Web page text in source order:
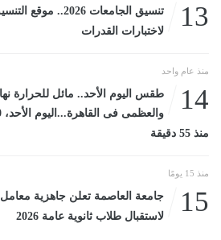
13
تنسيق الجامعات
لاختبارات القدرات
منذ عام واحد
14
طقس اليوم الأحد.. مائل للحرارة
منذ 55 دقيقة
منذ 15 يومًا
15
جامعة العاصمة تعلن جاهزية معامل
لاستقبال طلاب ثانوية عامة 2026